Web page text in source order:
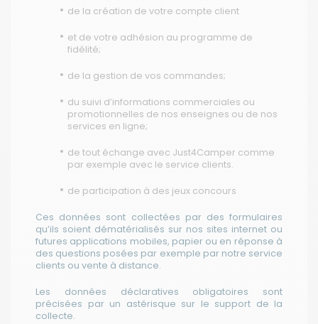
de la création de votre compte client
et de votre adhésion au programme de
fidélité;
de la gestion de vos commandes;
du suivi d’informations commerciales ou
promotionnelles de nos enseignes ou de nos
services en ligne;
de tout échange avec Just4Camper comme
par exemple avec le service clients.
de participation à des jeux concours
Ces données sont collectées par des formulaires
qu’ils soient dématérialisés sur nos sites internet ou
futures applications mobiles, papier ou en réponse à
des questions posées par exemple par notre service
clients ou vente à distance.
Les données déclaratives obligatoires sont
précisées par un astérisque sur le support de la
collecte.